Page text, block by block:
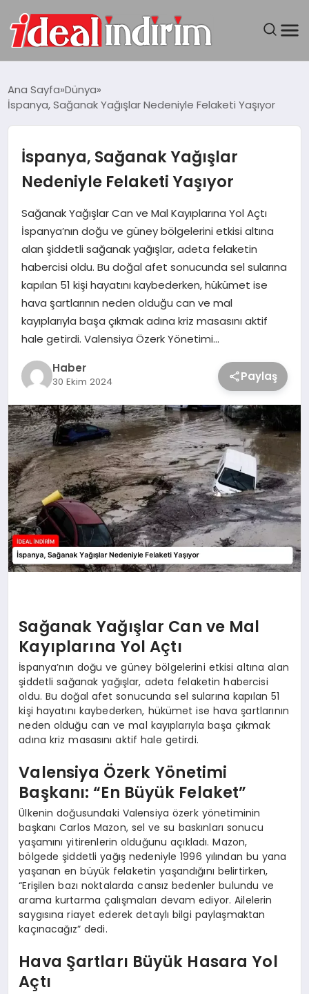
BILGISAYAR
DÜNYA
SEYAHAT
TEKNOLOJI
YAŞAM
Ana Sayfa Dünya
İspanya, Sağanak Yağışlar Nedeniyle Felaketi Yaşıyor
İspanya, Sağanak Yağışlar
Nedeniyle Felaketi Yaşıyor
Sağanak Yağışlar Can ve Mal Kayıplarına Yol Açtı
İspanya’nın doğu ve güney bölgelerini etkisi altına
alan şiddetli sağanak yağışlar, adeta felaketin
habercisi oldu. Bu doğal afet sonucunda sel sularına
kapılan 51 kişi hayatını kaybederken, hükümet ise
hava şartlarının neden olduğu can ve mal
kayıplarıyla başa çıkmak adına kriz masasını aktif
hale getirdi. Valensiya Özerk Yönetimi…
Haber
30 Ekim 2024 Paylaş
Sağanak Yağışlar Can ve Mal
Kayıplarına Yol Açtı
İspanya’nın doğu ve güney bölgelerini etkisi altına alan
şiddetli sağanak yağışlar, adeta felaketin habercisi
oldu. Bu doğal afet sonucunda sel sularına kapılan 51
kişi hayatını kaybederken, hükümet ise hava şartlarının
neden olduğu can ve mal kayıplarıyla başa çıkmak
adına kriz masasını aktif hale getirdi.
Valensiya Özerk Yönetimi
Başkanı: “En Büyük Felaket”
Ülkenin doğusundaki Valensiya özerk yönetiminin
başkanı Carlos Mazon, sel ve su baskınları sonucu
yaşamını yitirenlerin olduğunu açıkladı. Mazon,
bölgede şiddetli yağış nedeniyle 1996 yılından bu yana
yaşanan en büyük felaketin yaşandığını belirtirken,
“Erişilen bazı noktalarda cansız bedenler bulundu ve
arama kurtarma çalışmaları devam ediyor. Ailelerin
saygısına riayet ederek detaylı bilgi paylaşmaktan
kaçınacağız” dedi.
Hava Şartları Büyük Hasara Yol
Açtı